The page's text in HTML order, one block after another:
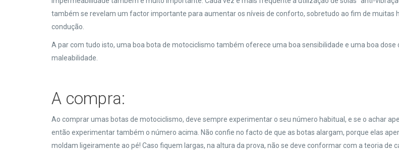
também se revelam um factor importante para aumentar os níveis de conforto, sobretudo ao fim de muitas
condução.
A par com tudo isto, uma boa bota de motociclismo também oferece uma boa sensibilidade e uma boa dose
maleabilidade.
A compra:
Ao comprar umas botas de motociclismo, deve sempre experimentar o seu número habitual, e se o achar
então experimentar também o número acima. Não confie no facto de que as botas alargam, porque elas
moldam ligeiramente ao pé! Caso fiquem largas, na altura da prova, não se deve conformar com a teoria de